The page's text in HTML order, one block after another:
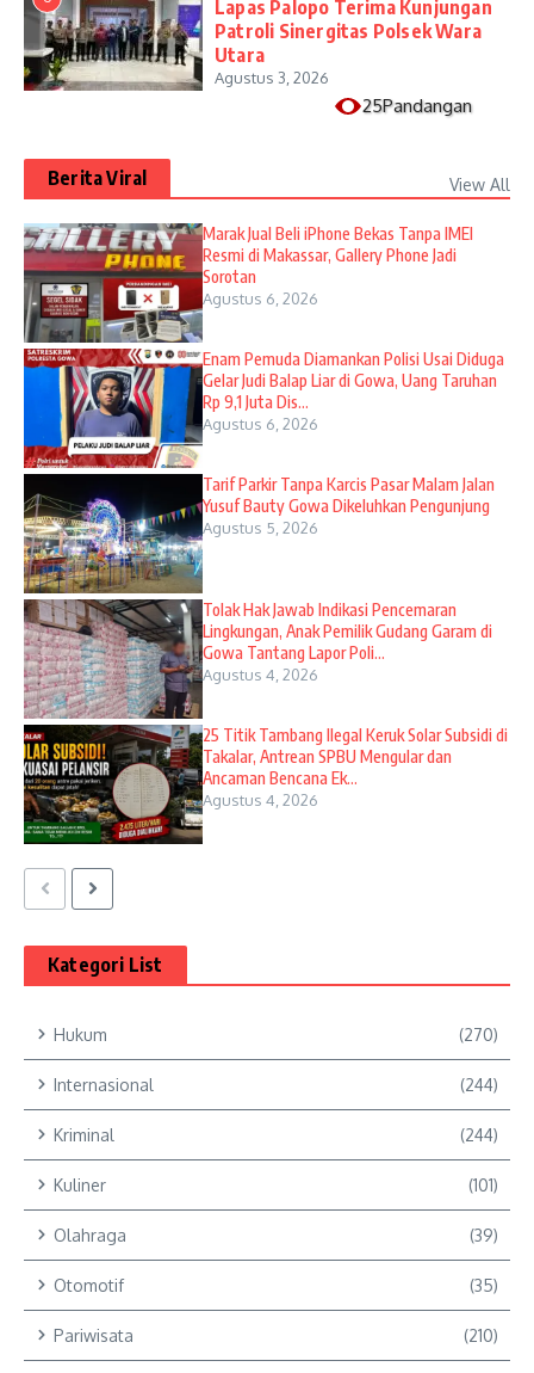
Lapas Palopo Terima Kunjungan
Patroli Sinergitas Polsek Wara
Utara
Agustus 3, 2026
25Pandangan
Berita Viral View All
​Marak Jual Beli iPhone Bekas Tanpa IMEI
Resmi di Makassar, Gallery Phone Jadi
Sorotan
Agustus 6, 2026
Enam Pemuda Diamankan Polisi Usai Diduga
Gelar Judi Balap Liar di Gowa, Uang Taruhan
Rp 9,1 Juta Dis...
Agustus 6, 2026
Tarif Parkir Tanpa Karcis Pasar Malam Jalan
Yusuf Bauty Gowa Dikeluhkan Pengunjung
Agustus 5, 2026
Tolak Hak Jawab Indikasi Pencemaran
Lingkungan, Anak Pemilik Gudang Garam di
Gowa Tantang Lapor Poli...
Agustus 4, 2026
25 Titik Tambang Ilegal Keruk Solar Subsidi di
Takalar, Antrean SPBU Mengular dan
Ancaman Bencana Ek...
Agustus 4, 2026
Kategori List
Hukum (270)
Internasional (244)
Kriminal (244)
Kuliner (101)
Olahraga (39)
Otomotif (35)
Pariwisata (210)